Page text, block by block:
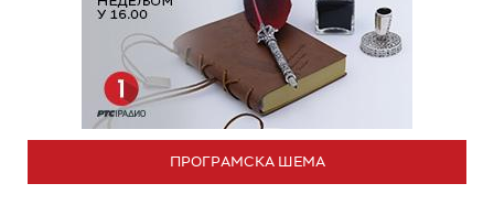
ПРОГРАМСКА ШЕМА